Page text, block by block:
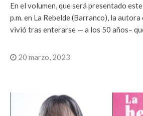
En el volumen, que será presentado
p.m. en La Rebelde (Barranco), la
vivió tras enterarse — a los 50 años–
20 marzo, 2023